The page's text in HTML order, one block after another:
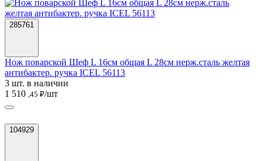
285761
Нож поварской Шеф L 16см общая L 28см нерж.сталь желтая
антибактер. ручка ICEL 56113
3 шт. в наличии
1 510 ,45 ₽/шт
104929